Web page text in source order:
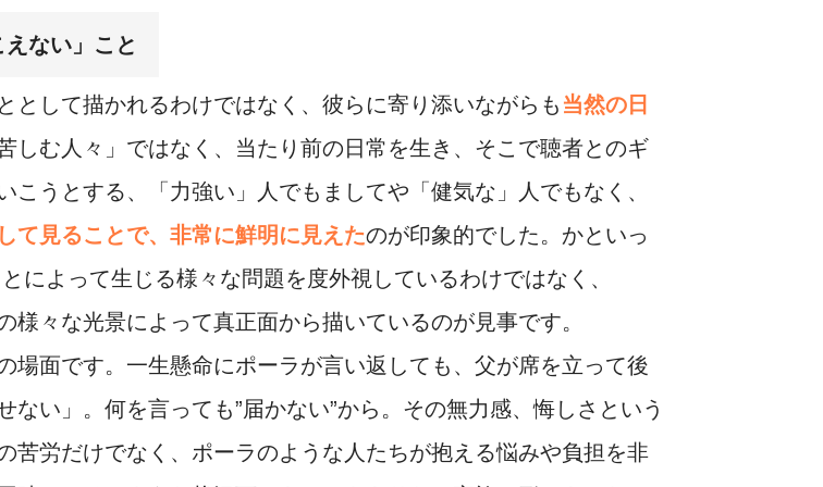
ない」こと
として描かれるわけではなく、彼らに寄り添いながらも 当然の日
しむ人々」ではなく、当たり前の日常を生き、そこで聴者とのギ
うとする、「力強い」人でもましてや「健気な」人でもなく、
て見ることで、非常に鮮明に見えたのが印象的でした。かといっ
によって生じる様々な問題を度外視しているわけではなく、
様々な光景によって真正面から描いているのが見事です。
場面です。一生懸命にポーラが言い返しても、父が席を立って後
い」。何を言っても”届かない”から。その無力感、悔しさという
苦労だけでなく、ポーラのような人たちが抱える悩みや負担を非